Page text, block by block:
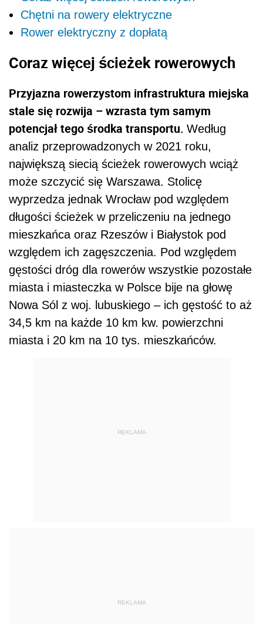
Chętni na rowery elektryczne
Rower elektryczny z dopłatą
Coraz więcej ścieżek rowerowych
Przyjazna rowerzystom infrastruktura miejska
stale się rozwija – wzrasta tym samym
potencjał tego środka transportu. Według
analiz przeprowadzonych w 2021 roku,
największą siecią ścieżek rowerowych wciąż
może szczycić się Warszawa. Stolicę
wyprzedza jednak Wrocław pod względem
długości ścieżek w przeliczeniu na jednego
mieszkańca oraz Rzeszów i Białystok pod
względem ich zagęszczenia. Pod względem
gęstości dróg dla rowerów wszystkie pozostałe
miasta i miasteczka w Polsce bije na głowę
Nowa Sól z woj. lubuskiego – ich gęstość to aż
34,5 km na każde 10 km kw. powierzchni
miasta i 20 km na 10 tys. mieszkańców.
REKLAMA
REKLAMA